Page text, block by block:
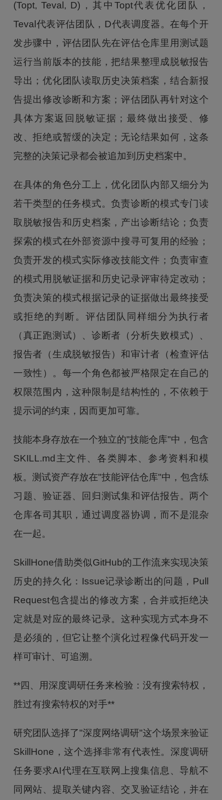
(Topt, Teval, D)，其中Topt代表优化团队，
Teval代表评估团队，D代表调度器。在每个开
发步骤中，评估团队先在评估仓库里用测试题
运行当前版本的技能，把结果整理成脱敏报告
导出；优化团队读取历史决策档案，结合新报
告提出修改诊断和方案；评估团队再针对这个
具体方案返回脱敏证据；最终做出接受、修
改、拒绝或暂缓的决定；无论结果如何，这条
完整的决策记录都会被追加到历史档案中。
在具体的角色分工上，优化团队内部又细分为
若干类型的任务模式。负责诊断的模式专门读
取脱敏报告和历史档案，产出诊断结论；负责
探索的模式在外部资源中搜寻可复用的经验；
负责开发的模式实际修改技能文件；负责审查
的模式用脱敏证据和历史记录评审待定改动；
负责决策的模式根据记录的证据做出最终接受
或拒绝的判断。评估团队同样细分为执行者
（真正跑测试）、诊断者（分析失败模式）、
报告者（生成脱敏报告）和审计者（检查评估
一致性）。每一个角色都被严格限定在自己的
权限范围内，这种限制是结构性的，不依赖于
提示词的约束，因而更加可靠。
技能本身存放在一个独立的"技能仓库"中，包含
SKILL.md主文件、各类脚本、参考资料和模
板。测试资产存放在"技能评估仓库"中，包含练
习题、验证器、回归测试集和评估报告。两个
仓库各司其职，通过调度器协调，而不是混杂
在一起。
SkillHone借助类似GitHub的工作流来实现决策
历史的持久化：Issue记录诊断出的问题，Pull
Request包含提出的修改方案，合并或拒绝决
定就是对应的最终记录。这种实现方式本身不
是必须的，但它让整个演化过程像代码开发一
样可审计、可追溯。
**四、用深度调研任务来检验：没有搜索特权，
胜过有搜索特权的对手**
研究团队选择了"深度网络调研"这个场景来验证
SkillHone，这个选择非常有代表性。深度调研
任务要求AI代理在互联网上搜集信息、导航不
同网站、提取关键内容、交叉验证结论，并在